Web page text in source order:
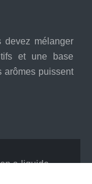
devez mélanger
et une base
arômes puissent
e-liquide.